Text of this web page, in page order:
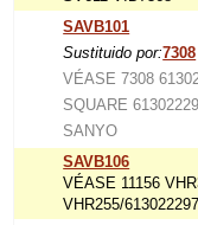
SAVB101
Sustituido por:7308
VÉASE 7308
SQUARE
SANYO
SAVB106
VÉASE 11156
VHR255/